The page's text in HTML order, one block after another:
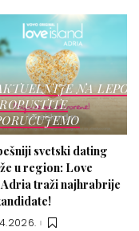
NA
svetski dating
u region: Love
traži najhrabrije